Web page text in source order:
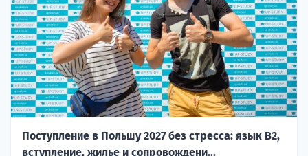
Поступление в Польшу 2027 без стресса: язык B2,
вступление, жилье и сопровождени...